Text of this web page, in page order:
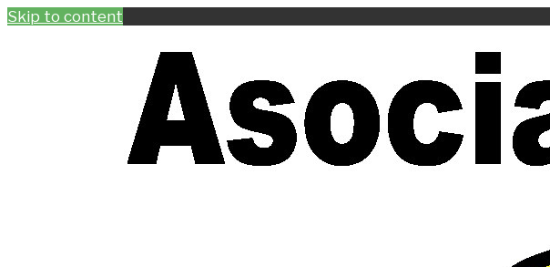
Skip to content